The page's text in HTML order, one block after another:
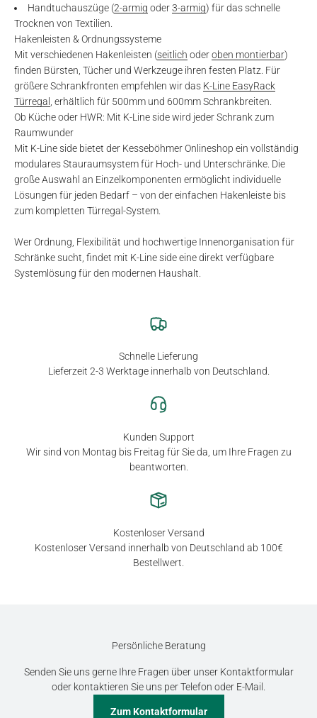
Handtuchauszüge (2-armig oder3-armig) für das schnelle
Trocknen von Textilien.
Hakenleisten & Ordnungssysteme
Mit verschiedenen Hakenleisten (seitlich oderoben montierbar)
finden Bürsten, Tücher und Werkzeuge ihren festen Platz. Für
größere Schrankfronten empfehlen wir das K-Line EasyRack
Türregal , erhältlich für 500mm und 600mm Schrankbreiten.
Ob Küche oder HWR: Mit K-Line side wird jeder Schrank zum
Raumwunder
Mit K-Line side bietet der Kesseböhmer Onlineshop ein vollständig
modulares Stauraumsystem für Hoch- und Unterschränke. Die
große Auswahl an Einzelkomponenten ermöglicht individuelle
Lösungen für jeden Bedarf – von der einfachen Hakenleiste bis
zum kompletten Türregal-System.
Wer Ordnung, Flexibilität und hochwertige Innenorganisation für
Schränke sucht, findet mit K-Line side eine direkt verfügbare
Systemlösung für den modernen Haushalt.
Schnelle Lieferung
Lieferzeit 2-3 Werktage innerhalb von Deutschland.
Kunden Support
Wir sind von Montag bis Freitag für Sie da, um Ihre Fragen zu
beantworten.
Kostenloser Versand
Kostenloser Versand innerhalb von Deutschland ab 100€
Bestellwert.
Persönliche Beratung
Senden Sie uns gerne Ihre Fragen über unser Kontaktformular
oder kontaktieren Sie uns per Telefon oder E-Mail.
Zum Kontaktformular